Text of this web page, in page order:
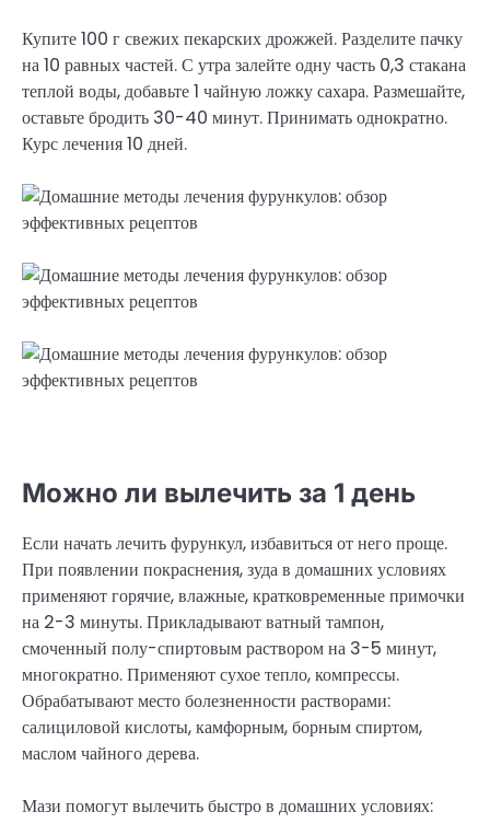
Купите 100 г свежих пекарских дрожжей. Разделите пачку
на 10 равных частей. С утра залейте одну часть 0,3 стакана
теплой воды, добавьте 1 чайную ложку сахара. Размешайте,
оставьте бродить 30-40 минут. Принимать однократно.
Курс лечения 10 дней.
Можно ли вылечить за 1 день
Если начать лечить фурункул, избавиться от него проще.
При появлении покраснения, зуда в домашних условиях
применяют горячие, влажные, кратковременные примочки
на 2-3 минуты. Прикладывают ватный тампон,
смоченный полу-спиртовым раствором на 3-5 минут,
многократно. Применяют сухое тепло, компрессы.
Обрабатывают место болезненности растворами:
салициловой кислоты, камфорным, борным спиртом,
маслом чайного дерева.
Мази помогут вылечить быстро в домашних условиях: